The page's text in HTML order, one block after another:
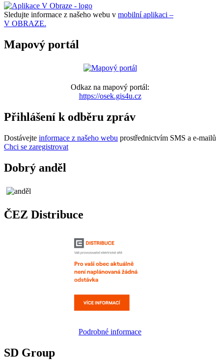
Sledujte informace z našeho webu v mobilní aplikaci –
V OBRAZE.
Mapový portál
Odkaz na mapový portál:
https://osek.gis4u.cz
Přihlášení k odběru zpráv
Dostávejte informace z našeho webu prostřednictvím SMS a e-mailů
Chci se zaregistrovat
Dobrý anděl
ČEZ Distribuce
Podrobné informace
SD Group